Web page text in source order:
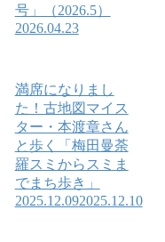
号」（2026.5）
2026.04.23
満席になりまし
た！古地図マイス
ター・本渡章さん
と歩く「梅田曼荼
羅スミからスミま
でまち歩き」
2025.12.092025.12.10